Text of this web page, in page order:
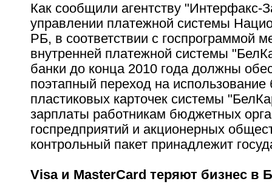
Как сообщили агентству "Интерфакс-
управлении платежной системы
РБ, в соответствии с госпрограммой
внутренней платежной системы
банки до конца 2010 года должны
поэтапный переход на использование
пластиковых карточек системы
зарплаты работникам бюджетных
госпредприятий и акционерных
контрольный пакет принадлежит
Visa и MasterCard теряют бизнес в